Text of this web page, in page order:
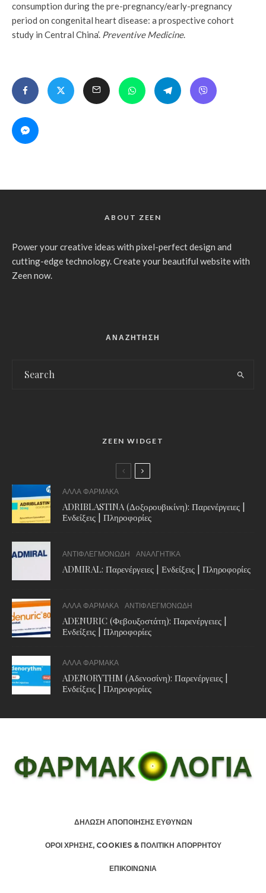
consumption during the pre-pregnancy/early-pregnancy
period on congenital heart disease: a prospective cohort
study in Central China’. Preventive Medicine.
ABOUT ZEEN
Power your creative ideas with pixel-perfect design and
cutting-edge technology. Create your beautiful website with
Zeen now.
ΑΝΑΖΗΤΗΣΗ
ZEEN WIDGET
ΑΛΛΑ ΦΑΡΜΑΚΑ
ADRIBLASTINA (Δοξορουβικίνη): Παρενέργειες |
Ενδείξεις | Πληροφορίες
ΑΝΤΙΦΛΕΓΜΟΝΩΔΗ ΑΝΑΛΓΗΤΙΚΑ
ADMIRAL: Παρενέργειες | Ενδείξεις | Πληροφορίες
ΑΛΛΑ ΦΑΡΜΑΚΑ ΑΝΤΙΦΛΕΓΜΟΝΩΔΗ
ADENURIC (Φεβουξοστάτη): Παρενέργειες |
Ενδείξεις | Πληροφορίες
ΑΛΛΑ ΦΑΡΜΑΚΑ
ADENORYTHM (Αδενοσίνη): Παρενέργειες |
Ενδείξεις | Πληροφορίες
ΔΗΛΩΣΗ ΑΠΟΠΟΙΗΣΗΣ ΕΥΘΥΝΩΝ
ΟΡΟΙ ΧΡΗΣΗΣ, COOKIES & ΠΟΛΙΤΙΚΗ ΑΠΟΡΡΗΤΟΥ
ΕΠΙΚΟΙΝΩΝΙΑ